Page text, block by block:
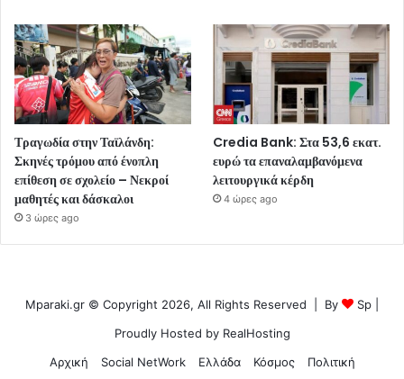
Τραγωδία στην Ταϊλάνδη:
Σκηνές τρόμου από ένοπλη
επίθεση σε σχολείο – Νεκροί
μαθητές και δάσκαλοι
3 ώρες ago
Credia Bank: Στα 53,6 εκατ.
ευρώ τα επαναλαμβανόμενα
λειτουργικά κέρδη
4 ώρες ago
Mparaki.gr © Copyright 2026, All Rights Reserved | By Sp
Proudly Hosted by RealHosting
Αρχική
Social NetWork Ελλάδα Κόσμος Πολιτική